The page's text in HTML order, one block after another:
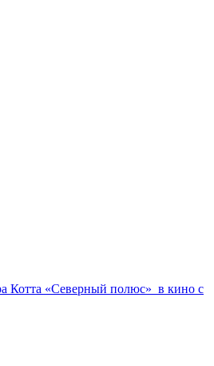
Котта «Северный полюс» в кино с